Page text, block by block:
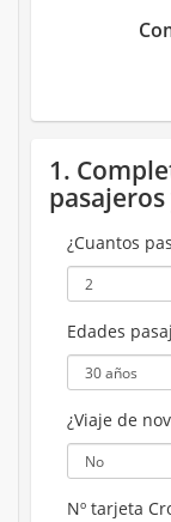
1.
pasajeros
¿Cuantos
Edades
¿Viaje de
Nº tarjeta